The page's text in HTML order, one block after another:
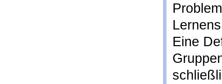
Eine